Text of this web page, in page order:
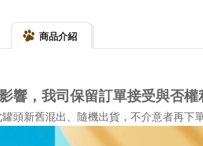
商品介紹
響，我司保留訂單接受與否權
頭新舊混出、隨機出貨，不介意者再下單